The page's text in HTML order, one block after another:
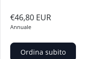
€46,80 EUR
Annuale
Ordina subito